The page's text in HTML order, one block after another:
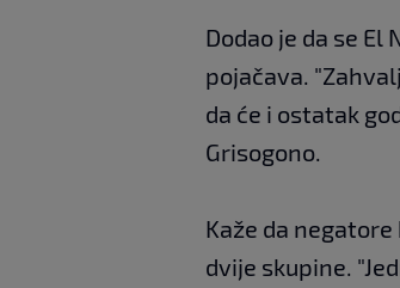
Dodao je da se
pojačava.
da će i ostatak
Grisogono.
Kaže da
dvije skupine.